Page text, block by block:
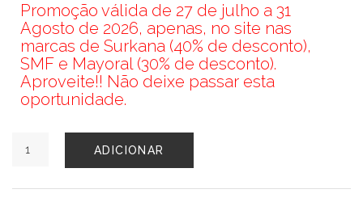
Promoção válida de 27 de julho a 31
Agosto de 2026, apenas, no site nas
marcas de Surkana (40% de desconto),
SMF e Mayoral (30% de desconto).
Aproveite!! Não deixe passar esta
oportunidade.
de
MAYORAL
ADICIONAR